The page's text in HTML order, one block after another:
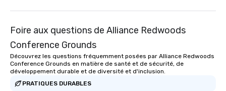
Foire aux questions de Alliance Redwoods
Conference Grounds
Découvrez les questions fréquemment posées par Alliance Redwoods
Conference Grounds en matière de santé et de sécurité, de
développement durable et de diversité et d'inclusion.
PRATIQUES DURABLES